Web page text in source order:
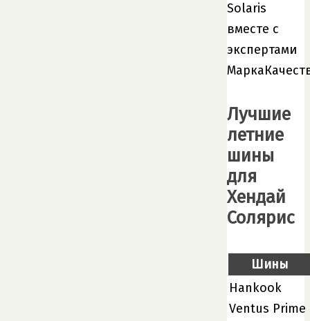
Solaris
вместе с
экспертами
Лучшие
летние
шины
для
Хендай
Солярис
Шины
Hankook
Ventus Prime